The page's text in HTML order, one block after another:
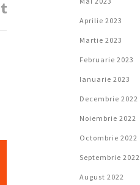
Aprilie 2023
Martie 2023
Februarie 2023
Ianuarie 2023
Decembrie 2022
Noiembrie 2022
Octombrie 2022
Septembrie 2022
August 2022